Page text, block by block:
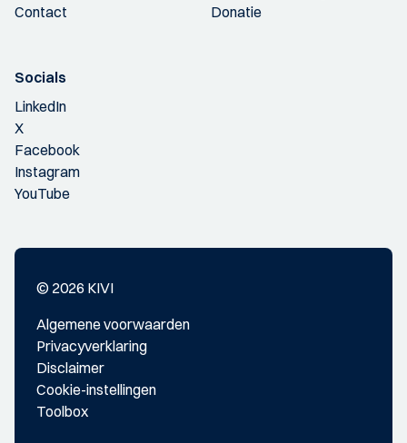
Contact
Donatie
Socials
LinkedIn
X
Facebook
Instagram
YouTube
© 2026 KIVI
Algemene voorwaarden
Privacyverklaring
Disclaimer
Cookie-instellingen
Toolbox